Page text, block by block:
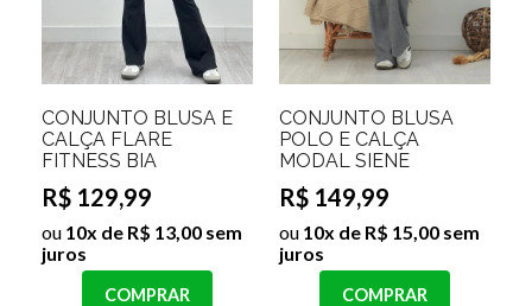
CONJUNTO BLUSA E
CALÇA FLARE
FITNESS BIA
R$ 129,99
ou 10x de R$ 13,00 sem
juros
COMPRAR
CONJUNTO BLUSA
POLO E CALÇA
MODAL SIENE
R$ 149,99
ou 10x de R$ 15,00 sem
juros
COMPRAR